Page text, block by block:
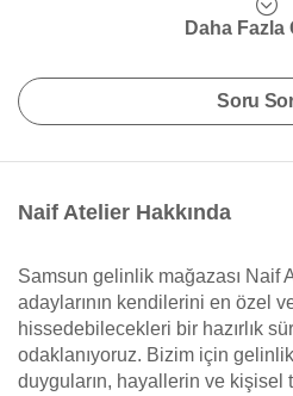
Daha Fazla
Soru
Naif Atelier Hakkında
Samsun gelinlik mağazası Naif
adaylarının kendilerini en özel
hissedebilecekleri bir hazırlık
odaklanıyoruz. Bizim için
duyguların, hayallerin ve kişisel